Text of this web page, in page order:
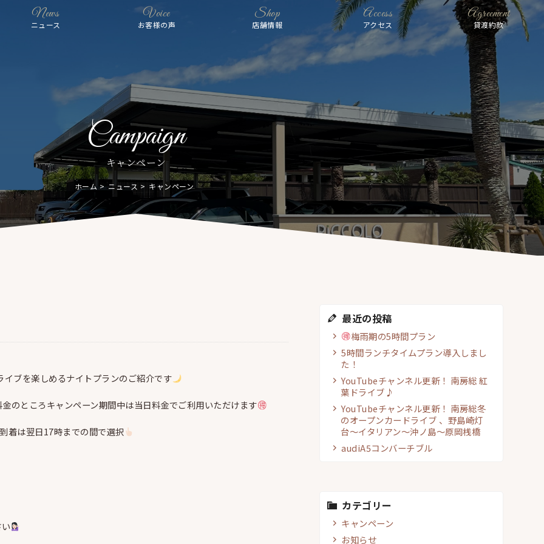
News
ニュース
Voice
お客様の声
Shop
店舗情報
Access
アクセス
Agreement
貸渡約款
キャンペーン
Campaign
ホーム ニュース キャンペーン
ブを楽しめるナイトプランのご紹介です
のところキャンペーン期間中は当日料金でご利用いただけます
着は翌日17時までの間で選択
最近の投稿
梅雨期の5時間プラン
5時間ランチタイムプラン導入しまし
た！
YouTubeチャンネル更新！ 南房総 紅
葉ドライブ♪
YouTubeチャンネル更新！ 南房総冬
のオープンカードライブ 、野島崎灯
台〜イタリアン〜沖ノ島〜原岡桟橋
audiA5コンバーチブル
カテゴリー
キャンペーン
お知らせ